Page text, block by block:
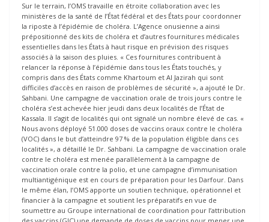
Sur le terrain, l’OMS travaille en étroite collaboration avec les
ministères de la santé de l’État fédéral et des États pour coordonner
la riposte à l’épidémie de choléra. L’Agence onusienne a ainsi
prépositionné des kits de choléra et d’autres fournitures médicales
essentielles dans les États à haut risque en prévision des risques
associés à la saison des pluies. « Ces fournitures contribuent à
relancer la réponse à l’épidémie dans tous les États touchés, y
compris dans des États comme Khartoum et Al Jazirah qui sont
difficiles d’accès en raison de problèmes de sécurité », a ajouté le Dr.
Sahbani. Une campagne de vaccination orale de trois jours contre le
choléra s’est achevée hier jeudi dans deux localités de l’État de
Kassala. Il s’agit de localités qui ont signalé un nombre élevé de cas. «
Nous avons déployé 51.000 doses de vaccins oraux contre le choléra
(VOC) dans le but d’atteindre 97 % de la population éligible dans ces
localités », a détaillé le Dr. Sahbani. La campagne de vaccination orale
contre le choléra est menée parallèlement à la campagne de
vaccination orale contre la polio, et une campagne d’immunisation
multiantigénique est en cours de préparation pour les Darfour. Dans
le même élan, l’OMS apporte un soutien technique, opérationnel et
financier à la campagne et soutient les préparatifs en vue de
soumettre au Groupe international de coordination pour l’attribution